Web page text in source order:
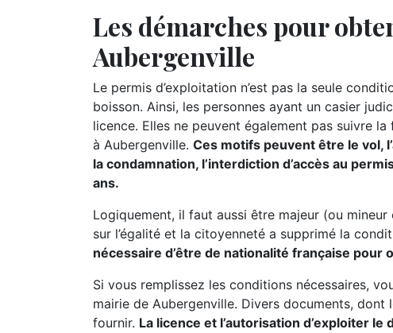
Les démarches pour
Aubergenville
Le permis d’exploitation n’est pas la seule
boisson. Ainsi, les personnes ayant un casier
licence. Elles ne peuvent également pas suivre
à Aubergenville. Ces motifs peuvent être le vol,
la condamnation, l’interdiction d’accès au
ans.
Logiquement, il faut aussi être majeur (ou
sur l’égalité et la citoyenneté a supprimé la
nécessaire d’être de nationalité française pour
Si vous remplissez les conditions nécessaires,
mairie de Aubergenville. Divers documents,
fournir. La licence et l’autorisation d’exploiter